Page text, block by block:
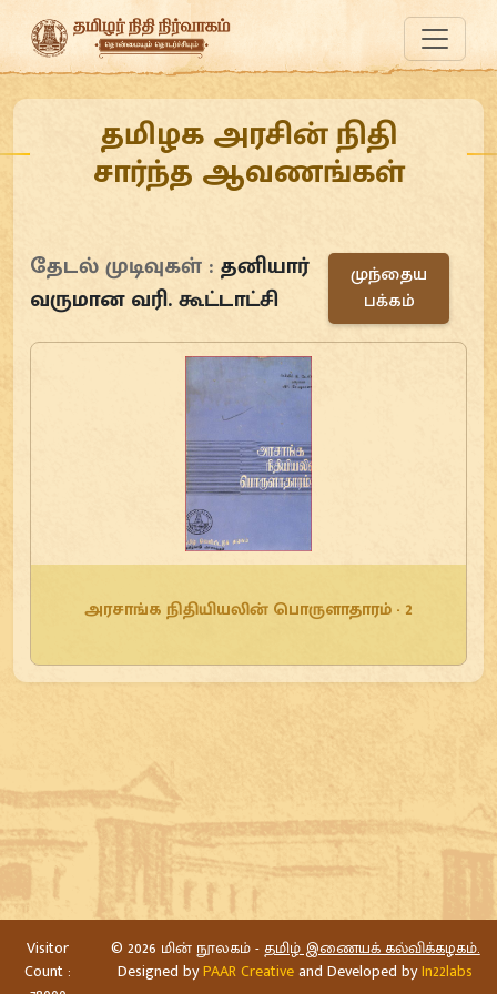
தமிழக அரசின் நிதி
சார்ந்த ஆவணங்கள்
தேடல் முடிவுகள் : தனியார்
வருமான வரி. கூட்டாட்சி
முந்தைய
பக்கம்
அரசாங்க நிதியியலின் பொருளாதாரம் - 2
Visitor
Count :
© 2026 மின் நூலகம் -தமிழ் இணையக் கல்விக்கழகம்.
Designed byPAAR Creativeand Developed byIn22labs